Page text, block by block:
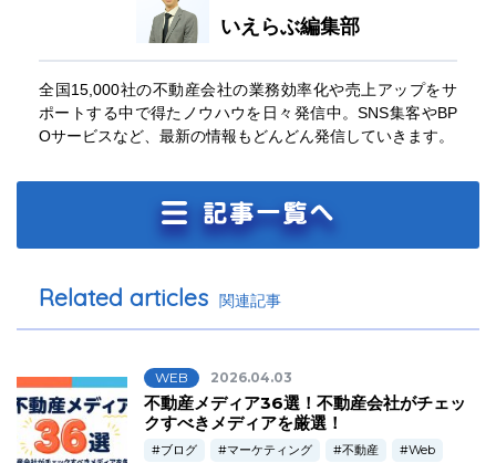
いえらぶ編集部
全国15,000社の不動産会社の業務効率化や売上アップをサ
ポートする中で得たノウハウを日々発信中。SNS集客やBP
Oサービスなど、最新の情報もどんどん発信していきます。
Related articles 関連記事
WEB 2026.04.03
不動産メディア36選！不動産会社がチェッ
クすべきメディアを厳選！
ブログ マーケティング 不動産
Web